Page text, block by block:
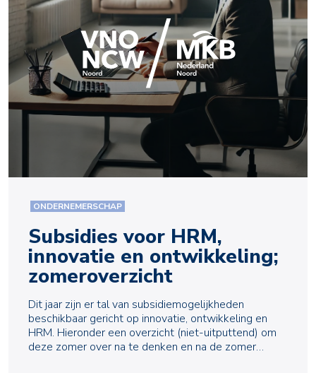
ONDERNEMERSCHAP
Subsidies voor HRM,
innovatie en ontwikkeling;
zomeroverzicht
Dit jaar zijn er tal van subsidiemogelijkheden
beschikbaar gericht op innovatie, ontwikkeling en
HRM. Hieronder een overzicht (niet-uitputtend) om
deze zomer over na te denken en na de zomer